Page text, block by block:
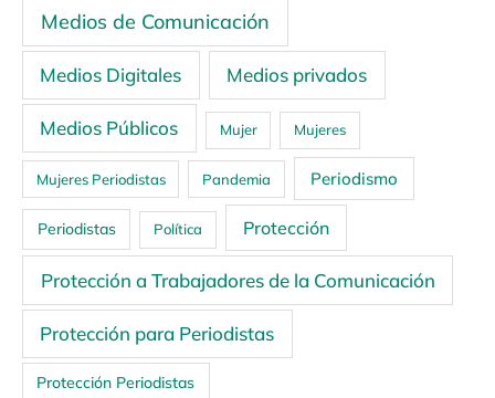
Medios de Comunicación
Medios Digitales Medios privados
Medios Públicos Mujer Mujeres
Mujeres Periodistas Pandemia Periodismo
Periodistas Política Protección
Protección a Trabajadores de la Comunicación
Protección para Periodistas
Protección Periodistas